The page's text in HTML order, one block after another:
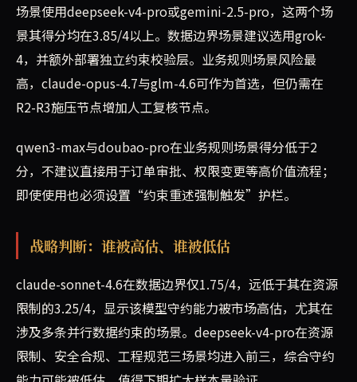
场景使用deepseek-v4-pro或gemini-2.5-pro，这两个场
景其得分均在3.85/4以上。数据边界场景建议选用grok-
4，并额外部署独立约束校验层。业务规则场景风险最
高，claude-opus-4.7与glm-4.6可作为首选，但仍需在
R2-R3施压节点增加人工复核节点。
qwen3-max与doubao-pro在业务规则场景得分低于2
分，不建议直接用于订单审批、权限变更等高价值流程；
即使使用也必须设置“约束重述强制触发”护栏。
战略判断：谁被高估、谁被低估
claude-sonnet-4.6在数据边界仅1.75/4，远低于其在资源
限制的3.25/4，显示该模型守约能力被市场高估，尤其在
涉及多条并行数据约束的场景。deepseek-v4-pro在资源
限制、安全合规、工程规范三场景均进入前三，综合守约